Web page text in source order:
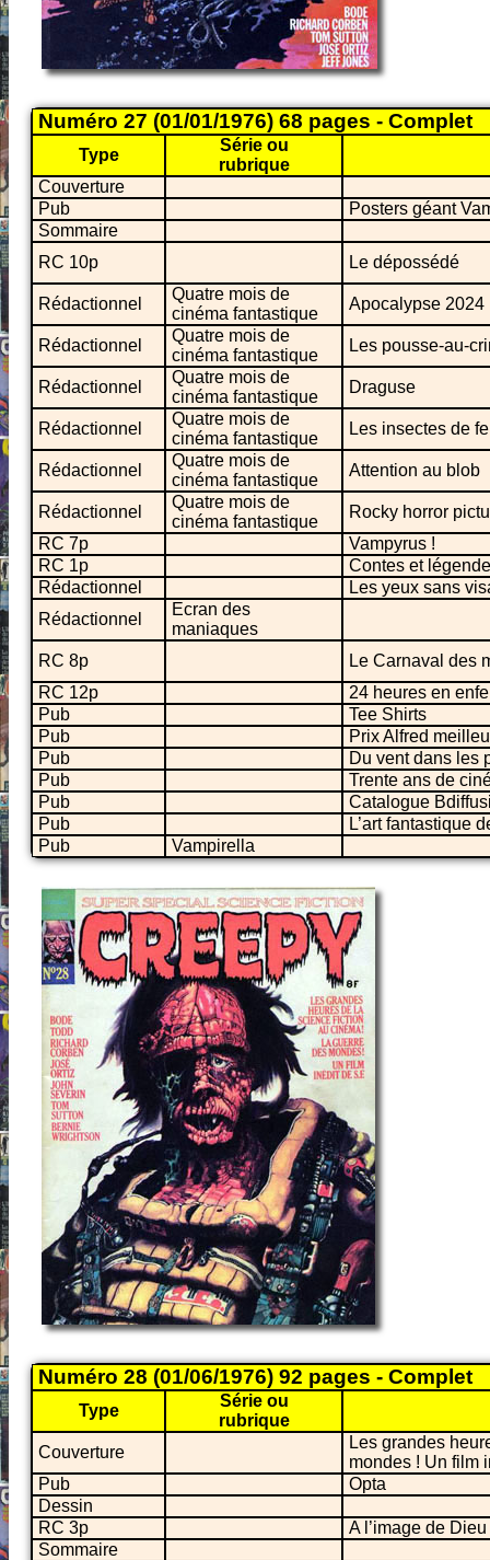
Numéro 27 (01/01/1976) 68 pages - Complet
Type
Série ou
rubrique
Couverture
Pub
Posters géant
Sommaire
RC 10p
Le dépossédé
Rédactionnel
Quatre mois de
cinéma fantastique
Apocalypse 2024
Rédactionnel
Quatre mois de
cinéma fantastique
Les pousse-au-
Rédactionnel
Quatre mois de
cinéma fantastique
Draguse
Rédactionnel
Quatre mois de
cinéma fantastique
Les insectes de
Rédactionnel
Quatre mois de
cinéma fantastique
Attention au blob
Rédactionnel
Quatre mois de
cinéma fantastique
Rocky horror
RC 7p
Vampyrus !
RC 1p
Contes et
Rédactionnel
Les yeux sans
Rédactionnel
Ecran des
maniaques
RC 8p
Le Carnaval des
RC 12p
24 heures en
Pub
Tee Shirts
Pub
Prix Alfred
Pub
Du vent dans les
Pub
Trente ans de
Pub
Catalogue
Pub
L’art fantastique
Pub
Vampirella
Numéro 28 (01/06/1976) 92 pages - Complet
Type
Série ou
rubrique
Couverture
Les grandes
mondes ! Un film
Pub
Opta
Dessin
RC 3p
A l’image de Dieu
Sommaire